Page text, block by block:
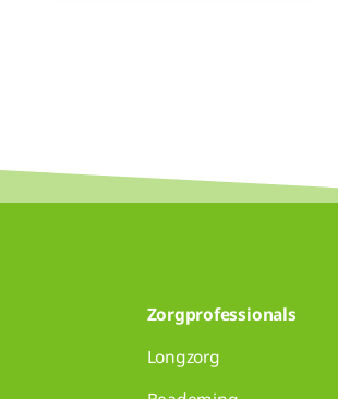
Zorgprofessionals
Longzorg